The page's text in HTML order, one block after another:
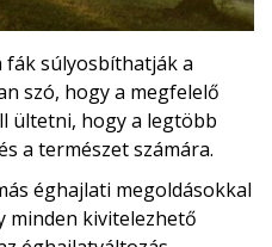
fák súlyosbíthatják a
szó, hogy a megfelelő
ültetni, hogy a legtöbb
a természet számára.
éghajlati megoldásokkal
minden kivitelezhető